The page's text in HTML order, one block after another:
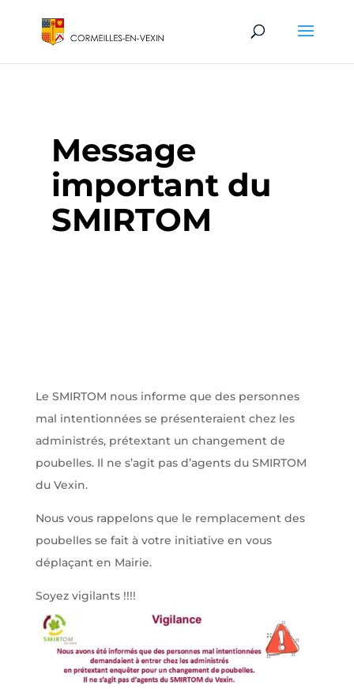
Message
important du
SMIRTOM
Le SMIRTOM nous informe que des personnes
mal intentionnées se présenteraient chez les
administrés, prétextant un changement de
poubelles. Il ne s’agit pas d’agents du SMIRTOM
du Vexin.
Nous vous rappelons que le remplacement des
poubelles se fait à votre initiative en vous
déplaçant en Mairie.
Soyez vigilants !!!!